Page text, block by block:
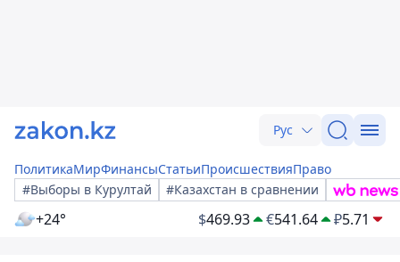
Рус
ПолитикаМирФинансыСтатьиПроисшествияПраво
#Выборы в Курултай
#Казахстан в сравнении
+24° $469.93 €541.64 ₽5.71